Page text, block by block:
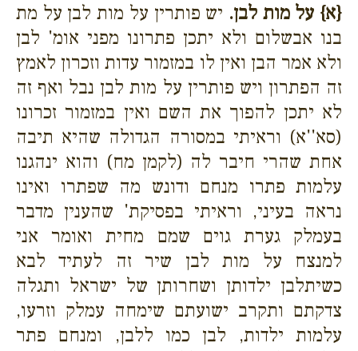
{א} על מות לבן. יש פותרין על מות לבן על מת
בנו אבשלום ולא יתכן פתרונו מפני אומ' לבן
ולא אמר הבן ואין לו במזמור עדות וזכרון לאמץ
זה הפתרון ויש פותרין על מות לבן נבל ואף זה
לא יתכן להפוך את השם ואין במזמור זכרונו
(סא''א) וראיתי במסורה הגדולה שהיא תיבה
אחת שהרי חיבר לה (לקמן מח) והוא ינהגנו
עלמות פתרו מנחם ודונש מה שפתרו ואינו
נראה בעיני, וראיתי בפסיקת' שהענין מדבר
בעמלק גערת גוים שמם מחית ואומר אני
למנצח על מות לבן שיר זה לעתיד לבא
כשיתלבן ילדותן ושחרותן של ישראל ותגלה
צדקתם ותקרב ישועתם שימחה עמלק וזרעו,
עלמות ילדות, לבן כמו ללבן, ומנחם פתר